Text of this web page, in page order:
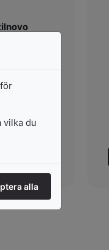
vilka du
alla